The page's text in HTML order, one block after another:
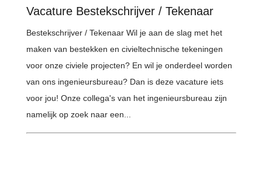
Vacature Bestekschrijver / Tekenaar
Bestekschrijver / Tekenaar Wil je aan de slag met het
maken van bestekken en civieltechnische tekeningen
voor onze civiele projecten? En wil je onderdeel worden
van ons ingenieursbureau? Dan is deze vacature iets
voor jou! Onze collega's van het ingenieursbureau zijn
namelijk op zoek naar een...